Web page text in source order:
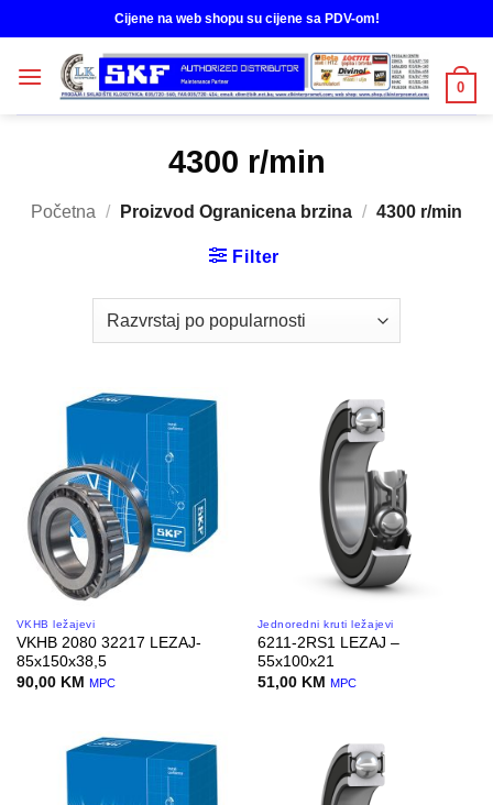
to
content
Cijene na web shopu su cijene sa PDV-om!
0
4300 r/min
Početna / Proizvod Ogranicena brzina / 4300 r/min
Filter
VKHB ležajevi
VKHB 2080 32217 LEZAJ-
85x150x38,5
90,00 KM MPC
Jednoredni kruti ležajevi
6211-2RS1 LEZAJ –
55x100x21
51,00 KM MPC